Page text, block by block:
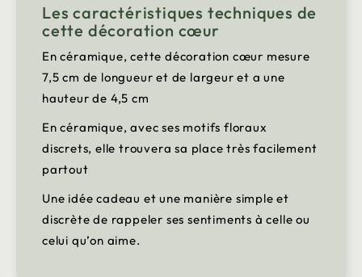
Les caractéristiques techniques de
cette décoration cœur
En céramique, cette décoration cœur mesure
7,5 cm de longueur et de largeur et a une
hauteur de 4,5 cm
En céramique, avec ses motifs floraux
discrets, elle trouvera sa place très facilement
partout
Une idée cadeau et une manière simple et
discrète de rappeler ses sentiments à celle ou
celui qu’on aime.